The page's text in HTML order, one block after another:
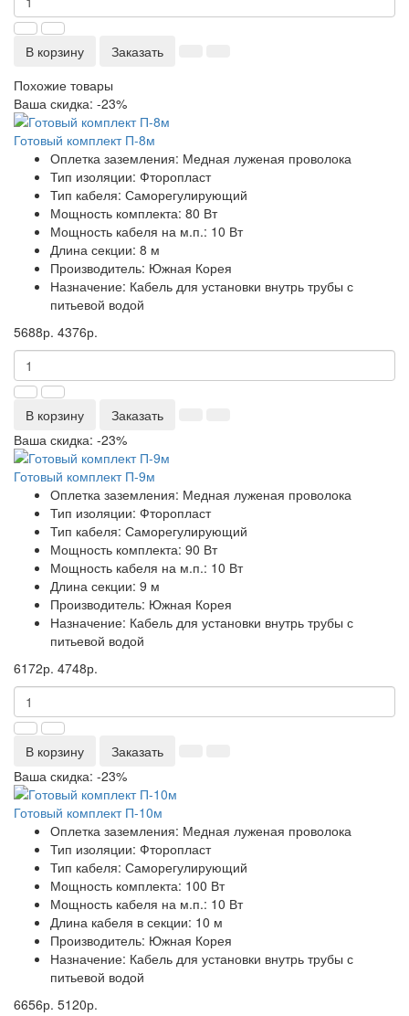
В корзину
Заказать
Похожие товары
Ваша скидка: -23%
Готовый комплект П-8м
Оплетка заземления: Медная луженая проволока
Тип изоляции: Фторопласт
Тип кабеля: Саморегулирующий
Мощность комплекта: 80 Вт
Мощность кабеля на м.п.: 10 Вт
Длина секции: 8 м
Производитель: Южная Корея
Назначение: Кабель для установки внутрь трубы с
питьевой водой
5688р. 4376р.
В корзину
Заказать
Ваша скидка: -23%
Готовый комплект П-9м
Оплетка заземления: Медная луженая проволока
Тип изоляции: Фторопласт
Тип кабеля: Саморегулирующий
Мощность комплекта: 90 Вт
Мощность кабеля на м.п.: 10 Вт
Длина секции: 9 м
Производитель: Южная Корея
Назначение: Кабель для установки внутрь трубы с
питьевой водой
6172р. 4748р.
В корзину
Заказать
Ваша скидка: -23%
Готовый комплект П-10м
Оплетка заземления: Медная луженая проволока
Тип изоляции: Фторопласт
Тип кабеля: Саморегулирующий
Мощность комплекта: 100 Вт
Мощность кабеля на м.п.: 10 Вт
Длина кабеля в секции: 10 м
Производитель: Южная Корея
Назначение: Кабель для установки внутрь трубы с
питьевой водой
6656р. 5120р.